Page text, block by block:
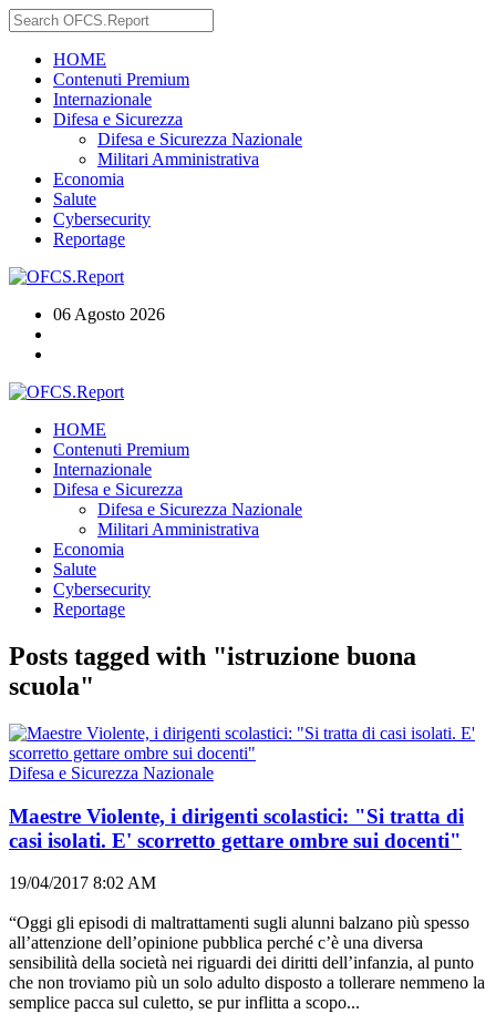
HOME
Contenuti Premium
Internazionale
Difesa e Sicurezza
Difesa e Sicurezza Nazionale
Militari Amministrativa
Economia
Salute
Cybersecurity
Reportage
06 Agosto 2026
HOME
Contenuti Premium
Internazionale
Difesa e Sicurezza
Difesa e Sicurezza Nazionale
Militari Amministrativa
Economia
Salute
Cybersecurity
Reportage
Posts tagged with "istruzione buona
scuola"
Difesa e Sicurezza Nazionale
Maestre Violente, i dirigenti scolastici: "Si tratta di
casi isolati. E' scorretto gettare ombre sui docenti"
19/04/2017 8:02 AM
“Oggi gli episodi di maltrattamenti sugli alunni balzano più spesso
all’attenzione dell’opinione pubblica perché c’è una diversa
sensibilità della società nei riguardi dei diritti dell’infanzia, al punto
che non troviamo più un solo adulto disposto a tollerare nemmeno la
semplice pacca sul culetto, se pur inflitta a scopo...